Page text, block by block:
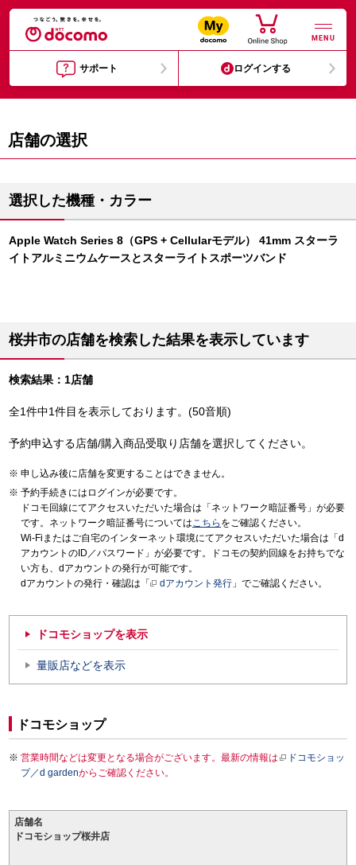
MENU
サポート ログインする
店舗の選択
選択した機種・カラー
Apple Watch Series 8（GPS + Cellularモデル） 41mm スターラ
イトアルミニウムケースとスターライトスポーツバンド
桜井市の店舗を検索した結果を表示しています
検索結果：1店舗
全1件中1件目を表示しております。(50音順)
予約申込する店舗/購入商品受取り店舗を選択してください。
申し込み後に店舗を変更することはできません。
予約手続きにはログインが必要です。
ドコモ回線にてアクセスいただいた場合は「ネットワーク暗証番号」が必要
です。ネットワーク暗証番号についてはこちら をご確認ください。
Wi-Fiまたはご自宅のインターネット環境にてアクセスいただいた場合は「d
アカウントのID／パスワード」が必要です。ドコモの契約回線をお持ちでな
い方も、dアカウントの発行が可能です。
dアカウントの発行・確認は「
dアカウント発行 」でご確認ください。
ドコモショップを表示
量販店などを表示
ドコモショップ
営業時間などは変更となる場合がございます。最新の情報は
ドコモショッ
プ／d gardenからご確認ください。
店舗名
ドコモショップ桜井店